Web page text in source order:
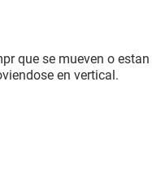
que se mueven o estan
en vertical.